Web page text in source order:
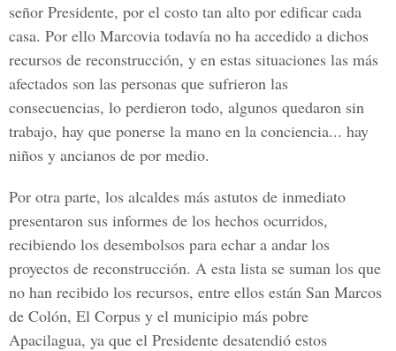
señor Presidente, por el costo tan alto por edificar cada
casa. Por ello Marcovia todavía no ha accedido a dichos
recursos de reconstrucción, y en estas situaciones las más
afectados son las personas que sufrieron las
consecuencias, lo perdieron todo, algunos quedaron sin
trabajo, hay que ponerse la mano en la conciencia... hay
niños y ancianos de por medio.
Por otra parte, los alcaldes más astutos de inmediato
presentaron sus informes de los hechos ocurridos,
recibiendo los desembolsos para echar a andar los
proyectos de reconstrucción. A esta lista se suman los que
no han recibido los recursos, entre ellos están San Marcos
de Colón, El Corpus y el municipio más pobre
Apacilagua, ya que el Presidente desatendió estos